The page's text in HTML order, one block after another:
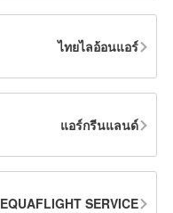
ไทยไลอ้อนแอร์
แอร์กรีนแลนด์
EQUAFLIGHT SERVICE